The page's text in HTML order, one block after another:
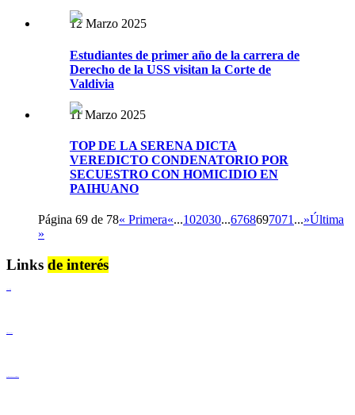
12 Marzo 2025
Estudiantes de primer año de la carrera de
Derecho de la USS visitan la Corte de
Valdivia
11 Marzo 2025
TOP DE LA SERENA DICTA
VEREDICTO CONDENATORIO POR
SECUESTRO CON HOMICIDIO EN
PAIHUANO
Página 69 de 78« Primera«...102030...6768697071 ...»Última
»
Links de interés